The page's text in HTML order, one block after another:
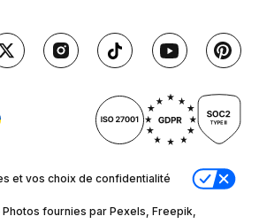
et vos choix de confidentialité
fournies par Pexels, Freepik,